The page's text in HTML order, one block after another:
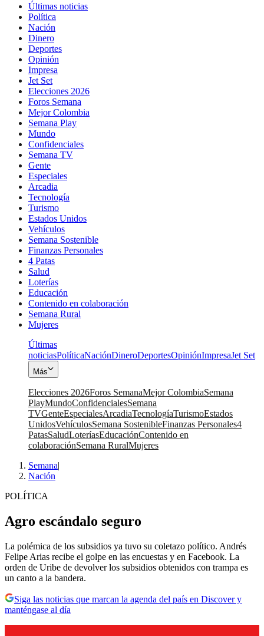
Últimas noticias
Política
Nación
Dinero
Deportes
Opinión
Impresa
Jet Set
Elecciones 2026
Foros Semana
Mejor Colombia
Semana Play
Mundo
Confidenciales
Semana TV
Gente
Especiales
Arcadia
Tecnología
Turismo
Estados Unidos
Vehículos
Semana Sostenible
Finanzas Personales
4 Patas
Salud
Loterías
Educación
Contenido en colaboración
Semana Rural
Mujeres
Últimas
noticiasPolíticaNaciónDineroDeportesOpiniónImpresaJet Set
Más
Elecciones 2026Foros SemanaMejor ColombiaSemana
PlayMundoConfidencialesSemana
TVGenteEspecialesArcadiaTecnologíaTurismoEstados
UnidosVehículosSemana SostenibleFinanzas Personales4
PatasSaludLoteríasEducaciónContenido en
colaboraciónSemana RuralMujeres
Semana|
Nación
POLÍTICA
Agro escándalo seguro
La polémica de los subsidios ya tuvo su coletazo político. Andrés
Felipe Arias recibe el golpe en las encuestas y en Facebook. La
orden de Uribe de devolver los subsidios obtenidos con trampa es
un canto a la bandera.
Siga las noticias que marcan la agenda del país en Discover y
manténgase al día